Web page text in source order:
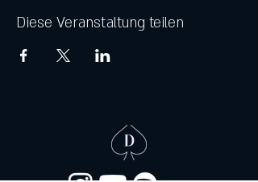
Diese Veranstaltung teilen